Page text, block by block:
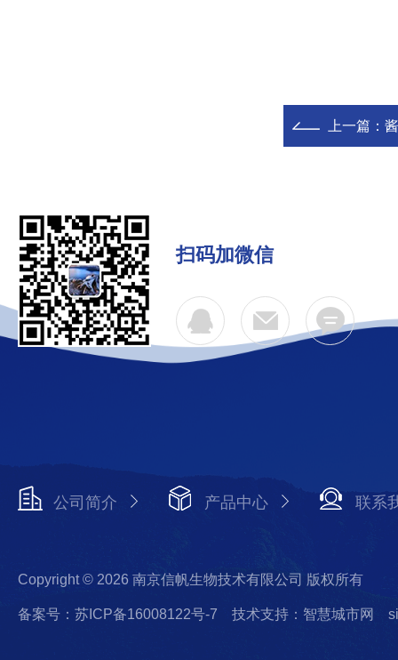
上一篇：
扫码加微信
公司简介 产品中心 联系
Copyright © 2026 南京信帆生物技术有限公司 版权所有
备案号：苏ICP备16008122号-7 技术支持：智慧城市网